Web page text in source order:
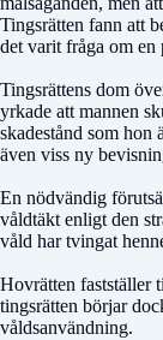
Tingsrätten fann att
det varit fråga om en
Tingsrättens dom
yrkade att mannen
skadestånd som hon
även viss ny
En nödvändig
våldtäkt enligt den
våld har tvingat
Hovrätten fastställer
tingsrätten börjar
våldsanvändning.